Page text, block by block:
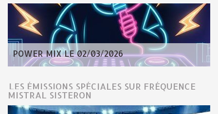
POWER MIX LE 02/03/2026
LES ÉMISSIONS SPÉCIALES SUR FRÉQUENCE
MISTRAL SISTERON